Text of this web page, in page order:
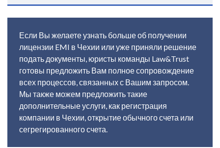
Если Вы желаете узнать больше об получении
лицензии EMI в Чехии или уже приняли решение
подать документы, юристы команды Law&Trust
готовы предложить Вам полное сопровождение
всех процессов, связанных с Вашим запросом.
Мы также можем предложить такие
дополнительные услуги, как регистрация
компании в Чехии, открытие обычного счета или
сегрегированного счета.